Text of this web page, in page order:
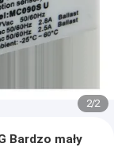
2/2
Bardzo mały